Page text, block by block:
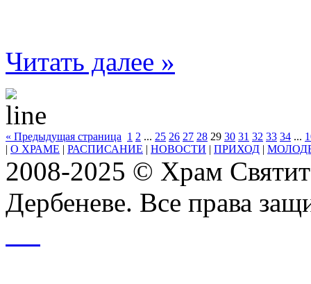
Читать далее »
« Предыдущая страница 1 2 ... 25 26 27 28 29 30 31 32 33 34 ...
| О ХРАМЕ | РАСПИСАНИЕ | НОВОСТИ | ПРИХОД |
2008-2025 © Храм
Дербеневе. Все права